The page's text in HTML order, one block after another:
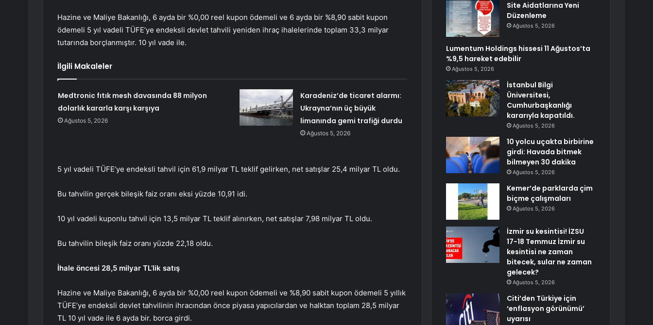
Hazine ve Maliye Bakanlığı, 6 ayda bir %0,00 reel kupon ödemeli ve 6 ayda bir %8,90 sabit kupon
ödemeli 5 yıl vadeli TÜFE’ye endeksli devlet tahvili yeniden ihraç ihalelerinde toplam 33,3 milyar
tutarında borçlanmıştır. 10 yıl vade ile.
İlgili Makaleler
Medtronic fıtık mesh davasında 88 milyon
dolarlık kararla karşı karşıya
Ağustos 5, 2026
Karadeniz’de ticaret alarmı:
Ukrayna’nın üç büyük
limanında gemi trafiği durdu
Ağustos 5, 2026
5 yıl vadeli TÜFE’ye endeksli tahvil için 61,9 milyar TL teklif gelirken, net satışlar 25,4 milyar TL oldu.
Bu tahvilin gerçek bileşik faiz oranı eksi yüzde 10,91 idi.
10 yıl vadeli kuponlu tahvil için 13,5 milyar TL teklif alınırken, net satışlar 7,98 milyar TL oldu.
Bu tahvilin bileşik faiz oranı yüzde 22,18 oldu.
İhale öncesi 28,5 milyar TL’lik satış
Hazine ve Maliye Bakanlığı, 6 ayda bir %0,00 reel kupon ödemeli ve %8,90 sabit kupon ödemeli 5 yıllık
TÜFE’ye endeksli devlet tahvilinin ihracından önce piyasa yapıcılardan ve halktan toplam 28,5 milyar
TL 10 yıl vade ile 6 ayda bir. borca ​​girdi.
Site Aidatlarına Yeni
Düzenleme
Ağustos 5, 2026
Lumentum Holdings hissesi 11 Ağustos’ta
%9,5 hareket edebilir
Ağustos 5, 2026
İstanbul Bilgi
Üniversitesi,
Cumhurbaşkanlığı
kararıyla kapatıldı.
Ağustos 5, 2026
10 yolcu uçakta birbirine
girdi: Havada bitmek
bilmeyen 30 dakika
Ağustos 5, 2026
Kemer’de parklarda çim
biçme çalışmaları
Ağustos 5, 2026
İzmir su kesintisi! İZSU
17-18 Temmuz İzmir su
kesintisi ne zaman
bitecek, sular ne zaman
gelecek?
Ağustos 5, 2026
Citi’den Türkiye için
‘enflasyon görünümü’
uyarısı